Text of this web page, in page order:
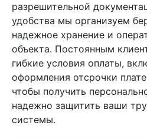
разрешительной
удобства мы организуем
надежное хранение и
объекта. Постоянным
гибкие условия оплаты,
оформления отсрочки
чтобы получить
надежно защитить ваши
системы.